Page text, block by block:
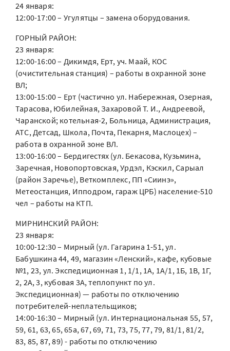
24 января:
12:00-17:00 – Угулятцы – замена оборудования.
ГОРНЫЙ РАЙОН:
23 января:
12:00-16:00 – Дикимдя, Ерт, уч. Маай, КОС
(очистительная станция) – работы в охранной зоне
ВЛ;
13:00-15:00 – Ерт (частично ул. Набережная, Озерная,
Тарасова, Юбилейная, Захаровой Т. И., Андреевой,
Чаранской; котельная-2, Больница, Администрация,
АТС, Детсад, Школа, Почта, Пекарня, Маслоцех) –
работа в охранной зоне ВЛ.
13:00-16:00 – Бердигестях (ул. Бекасова, Кузьмина,
Заречная, Новопортовская, Урдэл, Кэскил, Сарыал
(район Заречье), Веткомплекс, ПП «Сиинэ»,
Метеостанция, Ипподром, гараж ЦРБ) население-510
чел – работы на КТП.
МИРНИНСКИЙ РАЙОН:
23 января:
10:00-12:30 – Мирный (ул. Гагарина 1-51, ул.
Бабушкина 44, 49, магазин «Ленский», кафе, кубовые
№1, 23, ул. Экспедиционная 1, 1/1, 1А, 1А/1, 1Б, 1В, 1Г,
2, 2А, 3, кубовая 3А, теплопункт по ул.
Экспедиционная) — работы по отключению
потребителей-неплательщиков;
14:00-16:30 – Мирный (ул. Интернациональная 55, 57,
59, 61, 63, 65, 65а, 67, 69, 71, 73, 75, 77, 79, 81/1, 81/2,
83, 85, 87, 89) - работы по отключению